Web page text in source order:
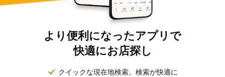
より便利になったアプリで
快適にお店探し
クイックな現在地検索。検索が快適に